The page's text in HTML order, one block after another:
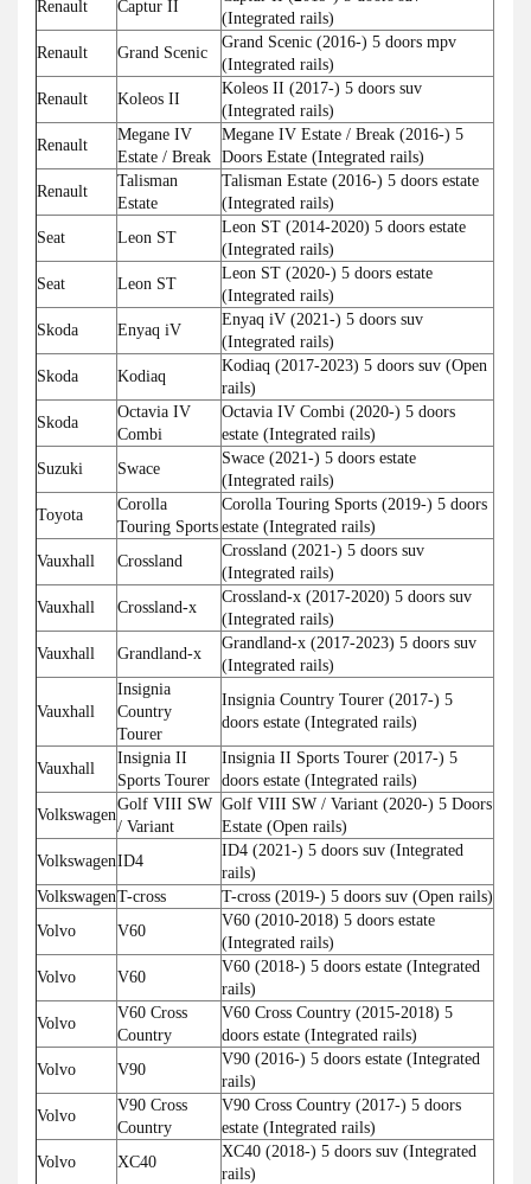
Renault Captur II
(Integrated rails)
Renault
Grand Scenic
Grand Scenic (2016-) 5 doors mpv
(Integrated rails)
Renault
Koleos II
Koleos II (2017-) 5 doors suv
(Integrated rails)
Renault
Megane IV
Estate / Break
Megane IV Estate / Break (2016-) 5
Doors Estate (Integrated rails)
Renault
Talisman
Estate
Talisman Estate (2016-) 5 doors estate
(Integrated rails)
Seat
Leon ST
Leon ST (2014-2020) 5 doors estate
(Integrated rails)
Seat
Leon ST
Leon ST (2020-) 5 doors estate
(Integrated rails)
Skoda
Enyaq iV
Enyaq iV (2021-) 5 doors suv
(Integrated rails)
Skoda
Kodiaq
Kodiaq (2017-2023) 5 doors suv (Open
rails)
Skoda
Octavia IV
Combi
Octavia IV Combi (2020-) 5 doors
estate (Integrated rails)
Suzuki
Swace
Swace (2021-) 5 doors estate
(Integrated rails)
Toyota
Corolla
Touring Sports
Corolla Touring Sports (2019-) 5 doors
estate (Integrated rails)
Vauxhall
Crossland
Crossland (2021-) 5 doors suv
(Integrated rails)
Vauxhall
Crossland-x
Crossland-x (2017-2020) 5 doors suv
(Integrated rails)
Vauxhall
Grandland-x
Grandland-x (2017-2023) 5 doors suv
(Integrated rails)
Vauxhall
Insignia
Country
Tourer
Insignia Country Tourer (2017-) 5
doors estate (Integrated rails)
Vauxhall
Insignia II
Sports Tourer
Insignia II Sports Tourer (2017-) 5
doors estate (Integrated rails)
Volkswagen
Golf VIII SW
/ Variant
Golf VIII SW / Variant (2020-) 5 Doors
Estate (Open rails)
VolkswagenID4
ID4 (2021-) 5 doors suv (Integrated
rails)
VolkswagenT-cross
T-cross (2019-) 5 doors suv (Open rails)
Volvo
V60
V60 (2010-2018) 5 doors estate
(Integrated rails)
Volvo
V60
V60 (2018-) 5 doors estate (Integrated
rails)
Volvo
V60 Cross
Country
V60 Cross Country (2015-2018) 5
doors estate (Integrated rails)
Volvo
V90
V90 (2016-) 5 doors estate (Integrated
rails)
Volvo
V90 Cross
Country
V90 Cross Country (2017-) 5 doors
estate (Integrated rails)
Volvo
XC40
XC40 (2018-) 5 doors suv (Integrated
rails)